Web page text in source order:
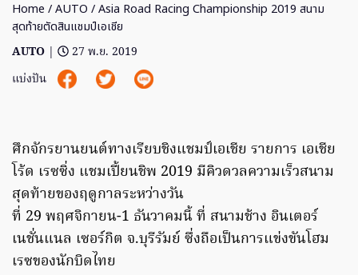
Home /AUTO / Asia Road Racing Championship 2019 สนาม
สุดท้ายตัดสินแชมป์เอเชีย
AUTO |
27 พ.ย. 2019
แบ่งปัน
ศึกจักรยานยนต์ทางเรียบชิงแชมป์เอเชีย รายการ เอเชีย
โร้ด เรซซิ่ง แชมเปี้ยนชิพ 2019 มีคิวดวลความเร็วสนาม
สุดท้ายของฤดูกาลระหว่างวัน
ที่ 29 พฤศจิกายน-1 ธันวาคมนี้ ที่ สนามช้าง อินเตอร์
เนชั่นแนล เซอร์กิต จ.บุรีรัมย์ ซึ่งถือเป็นการแข่งขันโฮม
เรซของนักบิดไทย